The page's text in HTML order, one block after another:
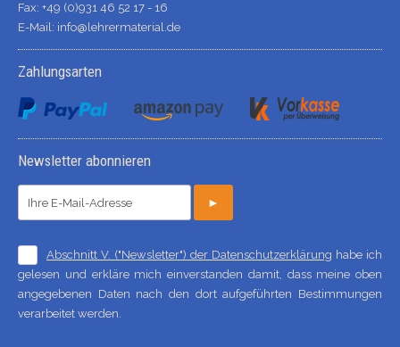
Fax: +49 (0)931 46 52 17 - 16
E-Mail: info@lehrermaterial.de
Zahlungsarten
Newsletter abonnieren
►
Abschnitt V. ("Newsletter") der Datenschutzerklärung habe ich
gelesen und erkläre mich einverstanden damit, dass meine oben
angegebenen Daten nach den dort aufgeführten Bestimmungen
verarbeitet werden.